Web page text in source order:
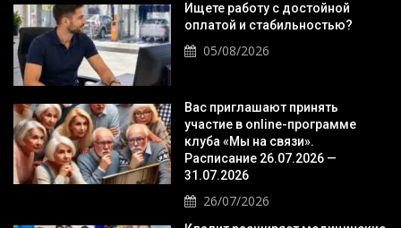
Ищете работу с достойной
оплатой и стабильностью?
05/08/2026
Вас приглашают принять
участие в online-программе
клуба «Мы на связи».
Расписание 26.07.2026 —
31.07.2026
26/07/2026